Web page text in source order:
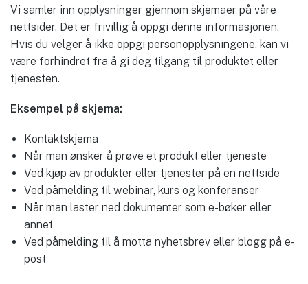
Vi samler inn opplysninger gjennom skjemaer på våre
nettsider. Det er frivillig å oppgi denne informasjonen.
Hvis du velger å ikke oppgi personopplysningene, kan vi
være forhindret fra å gi deg tilgang til produktet eller
tjenesten.
Eksempel på skjema:
Kontaktskjema
Når man ønsker å prøve et produkt eller tjeneste
Ved kjøp av produkter eller tjenester på en nettside
Ved påmelding til webinar, kurs og konferanser
Når man laster ned dokumenter som e-bøker eller
annet
Ved påmelding til å motta nyhetsbrev eller blogg på e-
post